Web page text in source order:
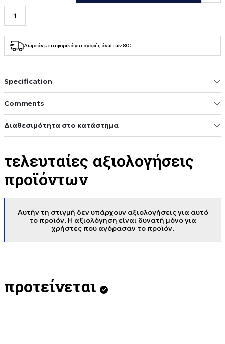
Δωρεάν μεταφορικά για αγορές άνω των 80€
Specification
Comments
Διαθεσιμότητα στο κατάστημα
τελευταίες αξιολογήσεις
προϊόντων
Αυτήν τη στιγμή δεν υπάρχουν αξιολογήσεις για αυτό
το προϊόν. Η αξιολόγηση είναι δυνατή μόνο για
χρήστες που αγόρασαν το προϊόν.
προτείνεται